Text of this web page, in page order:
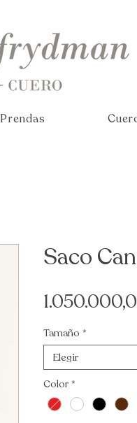
Prendas
Saco
Tamaño *
Elegir
Color *